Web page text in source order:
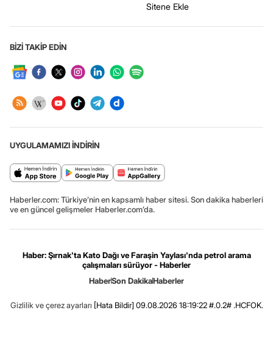
Sitene Ekle
BİZİ TAKİP EDİN
UYGULAMAMIZI İNDİRİN
Haberler.com: Türkiye’nin en kapsamlı haber sitesi. Son dakika haberleri
ve en güncel gelişmeler Haberler.com’da.
Haber: Şırnak'ta Kato Dağı ve Faraşin Yaylası'nda petrol arama
çalışmaları sürüyor - Haberler
HaberSon DakikaHaberler
Gizlilik ve çerez ayarları [Hata Bildir] 09.08.2026 18:19:22 #.0.2# .HCFOK.